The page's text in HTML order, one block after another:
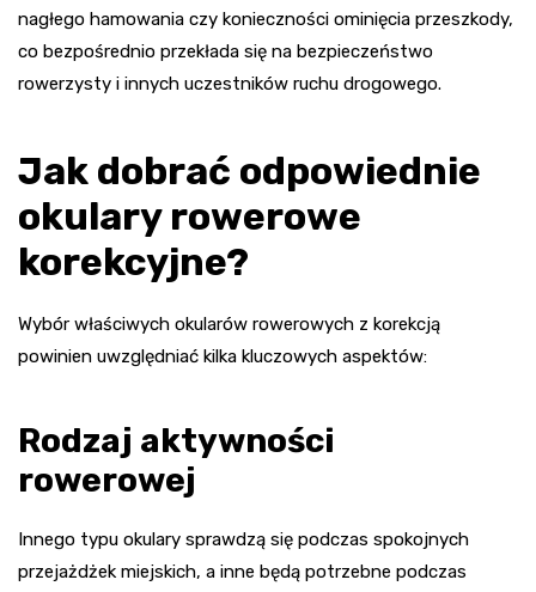
nagłego hamowania czy konieczności ominięcia przeszkody,
co bezpośrednio przekłada się na bezpieczeństwo
rowerzysty i innych uczestników ruchu drogowego.
Jak dobrać odpowiednie
okulary rowerowe
korekcyjne?
Wybór właściwych okularów rowerowych z korekcją
powinien uwzględniać kilka kluczowych aspektów:
Rodzaj aktywności
rowerowej
Innego typu okulary sprawdzą się podczas spokojnych
przejażdżek miejskich, a inne będą potrzebne podczas